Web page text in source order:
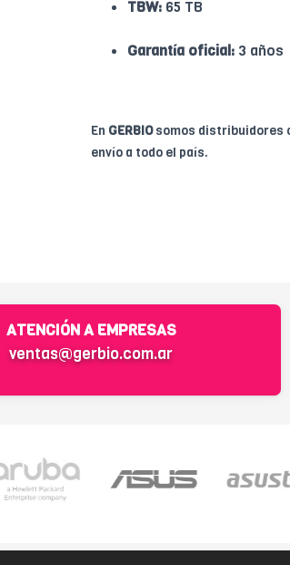
TBW: 65 TB
Garantía oficial: 3 años
En GERBIOsomos distribuidores
envío a todo el país.
ATENCIÓN A EMPRESAS
ventas@gerbio.com.ar